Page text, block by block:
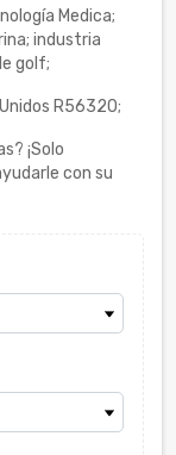
Medica;
industria
golf;
R56320;
¡Solo
con su